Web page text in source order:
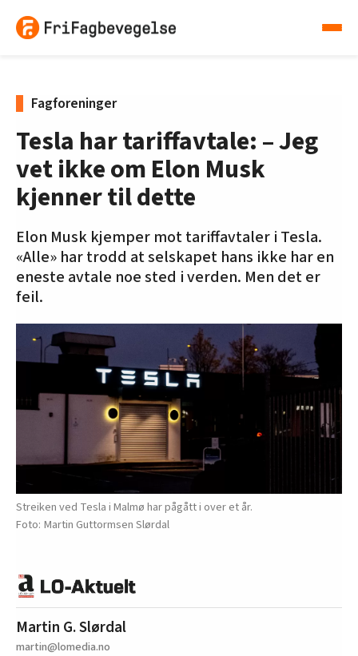
Fagforeninger
Tesla har tariffavtale: – Jeg
vet ikke om Elon Musk
kjenner til dette
Elon Musk kjemper mot tariffavtaler i Tesla.
«Alle» har trodd at selskapet hans ikke har en
eneste avtale noe sted i verden. Men det er
feil.
Streiken ved Tesla i Malmø har pågått i over et år.
Martin Guttormsen Slørdal
Martin G. Slørdal
martin@lomedia.no